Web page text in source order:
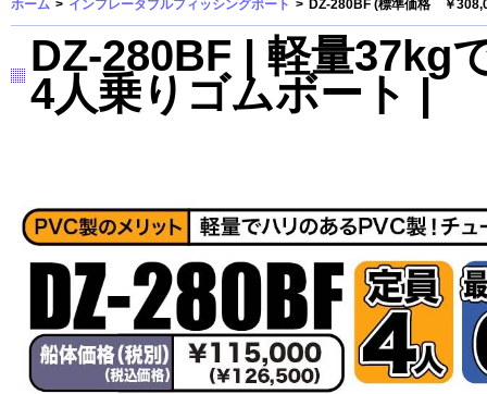
ホーム > インフレータブルフィッシングボート > DZ-280BF (標準価格 ￥
DZ-280BF | 軽量37kg
4人乗りゴムボート |